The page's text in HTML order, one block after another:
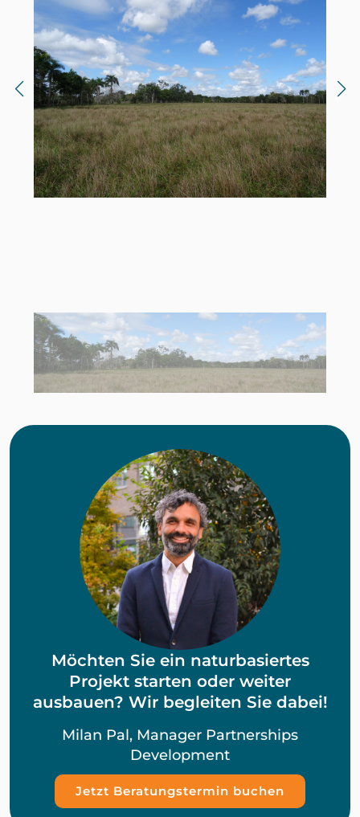
Möchten Sie ein naturbasiertes
Projekt starten oder weiter
ausbauen? Wir begleiten Sie dabei!
Milan Pal, Manager Partnerships
Development
Jetzt Beratungstermin buchen